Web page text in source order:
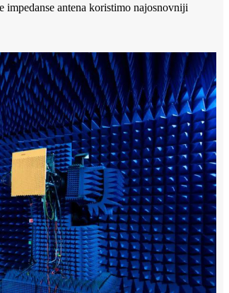
impedanse antena koristimo najosnovniji